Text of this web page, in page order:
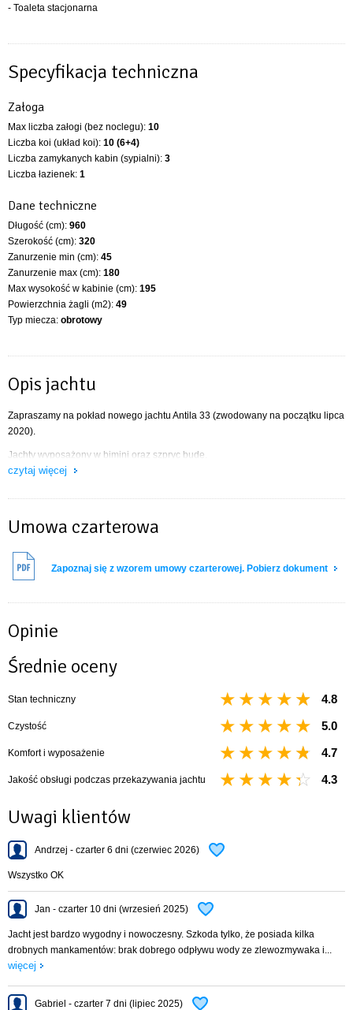
- Toaleta stacjonarna
Specyfikacja techniczna
Załoga
Max liczba załogi (bez noclegu): 10
Liczba koi (układ koi): 10 (6+4)
Liczba zamykanych kabin (sypialni): 3
Liczba łazienek: 1
Dane techniczne
Długość (cm): 960
Szerokość (cm): 320
Zanurzenie min (cm): 45
Zanurzenie max (cm): 180
Max wysokość w kabinie (cm): 195
Powierzchnia żagli (m2): 49
Typ miecza: obrotowy
Opis jachtu
Zapraszamy na pokład nowego jachtu Antila 33 (zwodowany na początku lipca
2020).
Jachty wyposażony w bimini oraz szpryc budę.
Entuzjastów zimnych drinków ucieszy
Na jachcie znajdują się 3 dwuosobowe kabiny oraz obszerna kabina WC z
toaletą morską i odseparowaną kabiną prysznicową.
czytaj więcej
Umowa czarterowa
Zapoznaj się z wzorem umowy czarterowej. Pobierz dokument
Opinie
Średnie oceny
Stan techniczny 4.8
Czystość 5.0
Komfort i wyposażenie 4.7
Jakość obsługi podczas przekazywania jachtu 4.3
Uwagi klientów
Andrzej - czarter 6 dni (czerwiec 2026)
Wszystko OK
Jan - czarter 10 dni (wrzesień 2025)
Jacht jest bardzo wygodny i nowoczesny. Szkoda tylko, że posiada kilka
drobnych mankamentów: brak dobrego odpływu wody ze zlewozmywaka i...
więcej
Gabriel - czarter 7 dni (lipiec 2025)